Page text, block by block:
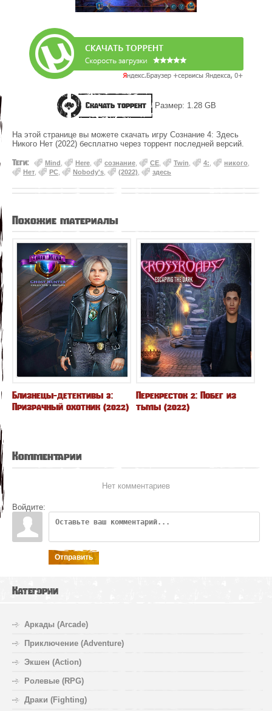
Скачать торрент Размер: 1.28 GB
На этой странице вы можете скачать игру Сознание 4: Здесь
Никого Нет (2022) бесплатно через торрент последней версий.
Теги: Mind Here сознание CE Twin 4: никого
Нет
PC Nobody's (2022) здесь
Похожие материалы
Близнецы-детективы 3:
Призрачный охотник (2022)
Перекресток 2: Побег из
тьмы (2022)
Комментарии
Нет комментариев
Войдите:
Отправить
Категории
Аркады (Arcade)
Приключение (Adventure)
Экшен (Action)
Ролевые (RPG)
Драки (Fighting)